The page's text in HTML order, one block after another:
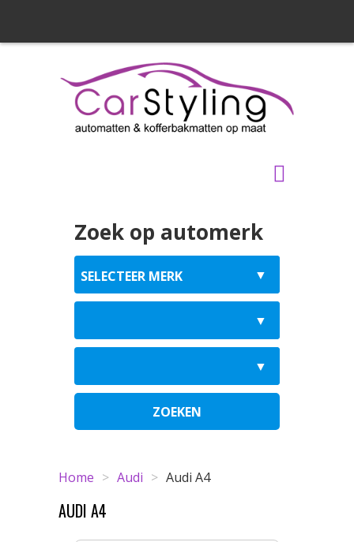
Zoek op automerk
ZOEKEN
Home > Audi > Audi A4
AUDI A4